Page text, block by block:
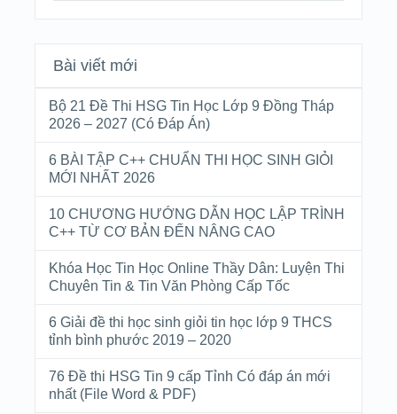
Bài viết mới
Bộ 21 Đề Thi HSG Tin Học Lớp 9 Đồng Tháp
2026 – 2027 (Có Đáp Án)
6 BÀI TẬP C++ CHUẨN THI HỌC SINH GIỎI
MỚI NHẤT 2026
10 CHƯƠNG HƯỚNG DẪN HỌC LẬP TRÌNH
C++ TỪ CƠ BẢN ĐẾN NÂNG CAO
Khóa Học Tin Học Online Thầy Dân: Luyện Thi
Chuyên Tin & Tin Văn Phòng Cấp Tốc
6 Giải đề thi học sinh giỏi tin học lớp 9 THCS
tỉnh bình phước 2019 – 2020
76 Đề thi HSG Tin 9 cấp Tỉnh Có đáp án mới
nhất (File Word & PDF)